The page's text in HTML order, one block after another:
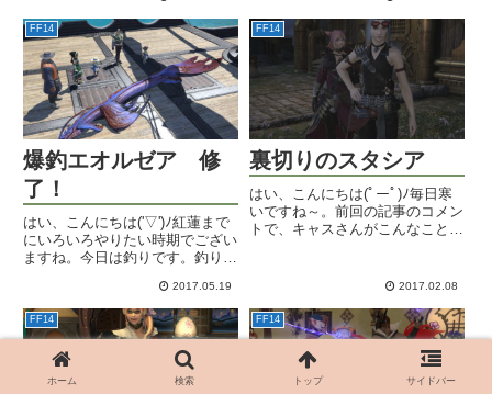
PAX！ヽ(・∀・)ノPAX East
2015にて3.0「蒼天のイシュガル
ド」に関する情報公...
す。まあその記事は後日にで
も。...
FF14
爆釣エオルゼア 修
了！
はい、こんにちは('▽')ﾉ紅蓮まで
にいろいろやりたい時期でござい
ますね。今日は釣りです。釣り。
いの月日が過ぎたでしょうか。釣
りの番外編クエみたいな位置付け
の「爆釣エオルゼア」。クエスト
2017.05.19
FF14
裏切りのスタシア
はい、こんにちは(ﾟーﾟ)ﾉ毎日寒
いですね～。前回の記事のコメン
トで、キャスさんがこんなことを
てないところ。」あれ？ そうだ
ました。ホントだ。巻いてな...
2017.02.08
FF14 FF14
ホーム 検索 トップ サイドバー